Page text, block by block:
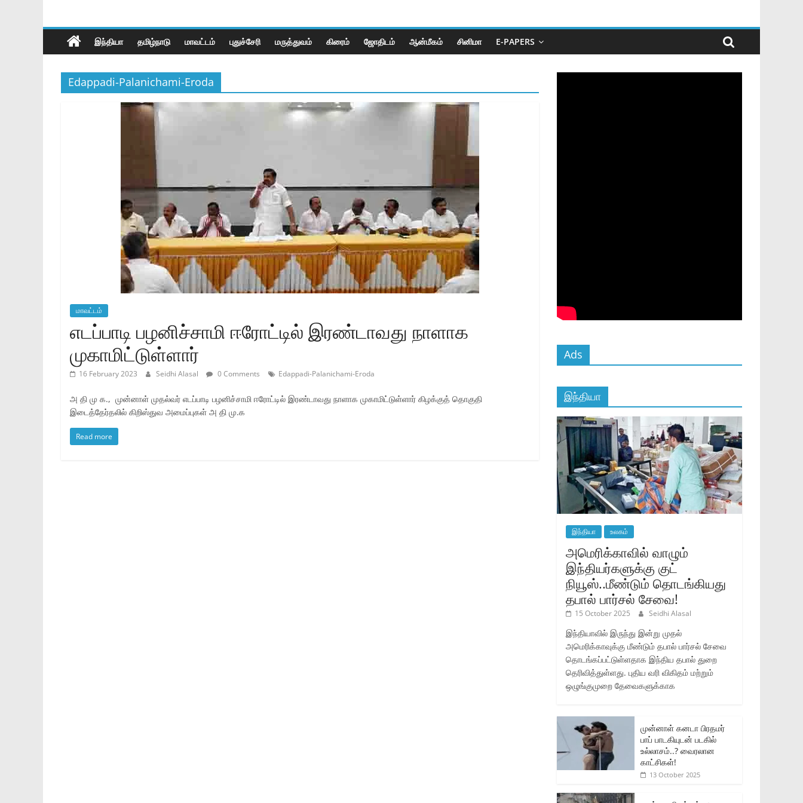
இந்தியா தமிழ்நாடு மாவட்டம் புதுச்சேரி மருத்துவம் கிரைம் ஜோ‌திட‌ம் ஆன்மீகம் சினிமா E-PAPERS
Edappadi-Palanichami-Eroda
மாவட்டம்
எடப்பாடி பழனிச்சாமி ஈரோட்டில் இரண்டாவது நாளாக
முகாமிட்டுள்ளார்
16 February 2023 Seidhi Alasal 0 Comments Edappadi-Palanichami-Eroda
அ தி மு க., முன்னாள் முதல்வர் எடப்பாடி பழனிச்சாமி ஈரோட்டில் இரண்டாவது நாளாக முகாமிட்டுள்ளார் கிழக்குத் தொகுதி
இடைத்தேர்தலில் கிறிஸ்துவ அமைப்புகள் அ தி மு.க
Read more
Ads
இந்தியா
இந்தியா உலகம்
அமெரிக்காவில் வாழும்
இந்தியர்களுக்கு குட்
நியூஸ்..மீண்டும் தொடங்கியது
தபால் பார்சல் சேவை!
15 October 2025 Seidhi Alasal
இந்தியாவில் இருந்து இன்று முதல்
அமெரிக்காவுக்கு மீண்டும் தபால் பார்சல் சேவை
தொடங்கப்பட்டுள்ளதாக இந்திய தபால் துறை
தெரிவித்துள்ளது. புதிய வரி விகிதம் மற்றும்
ஒழுங்குமுறை தேவைகளுக்காக
முன்னாள் கனடா பிரதமர்
பாப் பாடகியுடன் படகில்
உல்லாசம்..? வைரலான
காட்சிகள்!
13 October 2025